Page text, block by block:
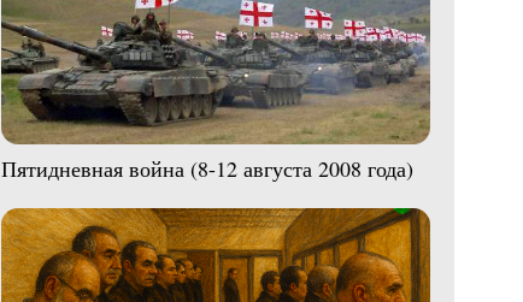
Пятидневная война (8-12 августа 2008 года)